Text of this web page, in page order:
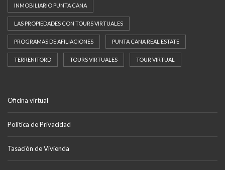
INMOBILIARIO PUNTA CANA
LAS PROPIEDADES CON TOURS VIRTUALES
PROGRAMAS DE AFILIACIONES PUNTA CANA REAL ESTATE
TERRENITORD TOURS VIRTUALES TOUR VIRTUAL
Oficina virtual
Política de Privacidad
Tasación de Vivienda